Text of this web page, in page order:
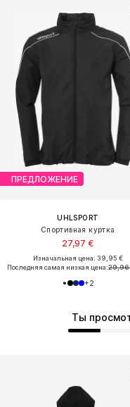
ПРЕДЛОЖЕНИЕ
UHLSPORT
Спортивная куртка
27,97 €
Изначальная цена: 39,95 €
Последняя самая низкая цена:29,96
+2
Ты